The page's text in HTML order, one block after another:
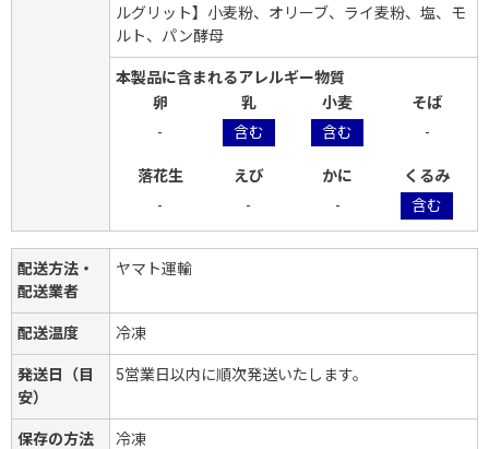
ルグリット】小麦粉、オリーブ、ライ麦粉、塩、モ
ルト、パン酵母
本製品に含まれるアレルギー物質
卵
乳 小麦
そば
-
含む 含む -
落花生 えび かに
くるみ
-
- - 含む
配送方法・
配送業者
ヤマト運輸
配送温度 冷凍
発送日（目
安）
5営業日以内に順次発送いたします。
保存の方法 冷凍